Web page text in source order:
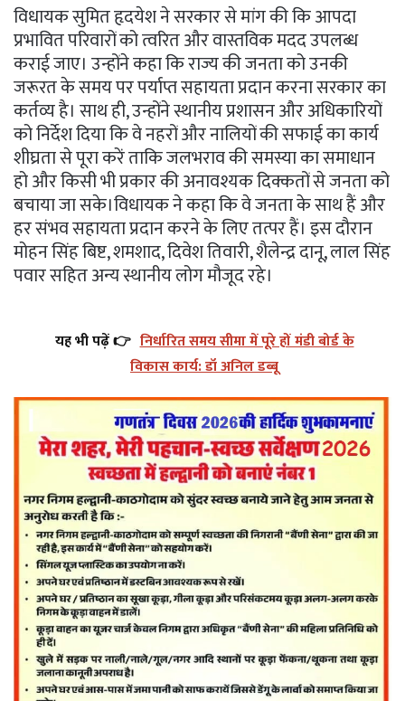
विधायक सुमित हृदयेश ने सरकार से मांग की कि आपदा
प्रभावित परिवारों को त्वरित और वास्तविक मदद उपलब्ध
कराई जाए। उन्होंने कहा कि राज्य की जनता को उनकी
जरूरत के समय पर पर्याप्त सहायता प्रदान करना सरकार का
कर्तव्य है। साथ ही, उन्होंने स्थानीय प्रशासन और अधिकारियों
को निर्देश दिया कि वे नहरों और नालियों की सफाई का कार्य
शीघ्रता से पूरा करें ताकि जलभराव की समस्या का समाधान
हो और किसी भी प्रकार की अनावश्यक दिक्कतों से जनता को
बचाया जा सके।विधायक ने कहा कि वे जनता के साथ हैं और
हर संभव सहायता प्रदान करने के लिए तत्पर हैं। इस दौरान
मोहन सिंह बिष्ट, शमशाद, दिवेश तिवारी, शैलेन्द्र दानू, लाल सिंह
पवार सहित अन्य स्थानीय लोग मौजूद रहे।
यह भी पढ़ें 👉 निर्धारित समय सीमा में पूरे हों मंडी बोर्ड के
विकास कार्य: डॉ अनिल डब्बू